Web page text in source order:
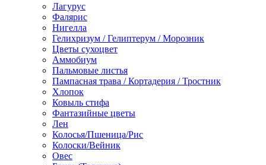
Лагурус
Фалярис
Нигелла
Гелихризум / Гелиптерум / Морозник
Цветы сухоцвет
Аммобиум
Пальмовые листья
Пампасная трава / Кортадерия / Тростник
Хлопок
Ковыль стифа
Фантазийные цветы
Лен
Колосья/Пшеница/Рис
Колоски/Вейник
Овес